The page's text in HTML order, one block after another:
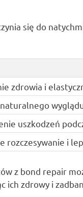
się do
zdrowia i
uszkodzeń
rozczesywanie i
z bond repair
ich zdrowy i